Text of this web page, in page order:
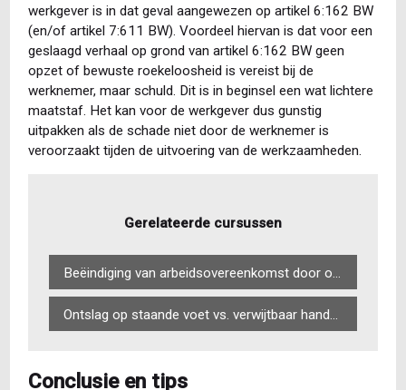
werkgever is in dat geval aangewezen op artikel 6:162 BW
(en/of artikel 7:611 BW). Voordeel hiervan is dat voor een
geslaagd verhaal op grond van artikel 6:162 BW geen
opzet of bewuste roekeloosheid is vereist bij de
werknemer, maar schuld. Dit is in beginsel een wat lichtere
maatstaf. Het kan voor de werkgever dus gunstig
uitpakken als de schade niet door de werknemer is
veroorzaakt tijden de uitvoering van de werkzaamheden.
Gerelateerde cursussen
Beëindiging van arbeidsovereenkomst door overheidswerkgever
Ontslag op staande voet vs. verwijtbaar handelen (verdiepingsmodule)
Conclusie en tips